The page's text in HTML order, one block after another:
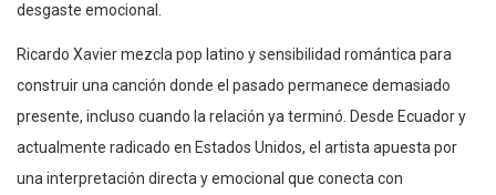
desgaste emocional.
Ricardo Xavier mezcla pop latino y sensibilidad romántica para
construir una canción donde el pasado permanece demasiado
presente, incluso cuando la relación ya terminó. Desde Ecuador y
actualmente radicado en Estados Unidos, el artista apuesta por
una interpretación directa y emocional que conecta con